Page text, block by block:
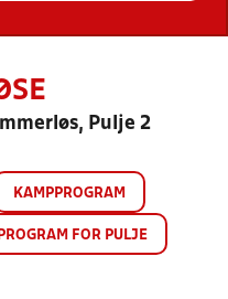
Pulje 2
KAMPPROGRAM
FOR PULJE